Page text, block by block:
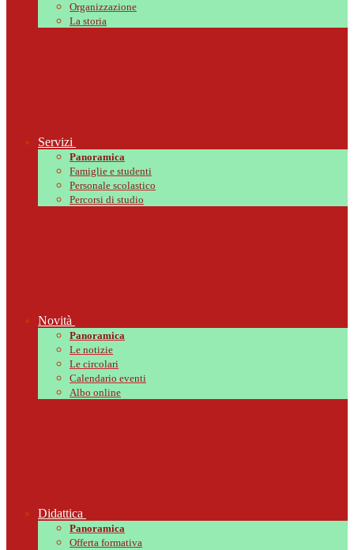
Organizzazione
La storia
Servizi
Panoramica
Famiglie e studenti
Personale scolastico
Percorsi di studio
Novità
Panoramica
Le notizie
Le circolari
Calendario eventi
Albo online
Didattica
Panoramica
Offerta formativa